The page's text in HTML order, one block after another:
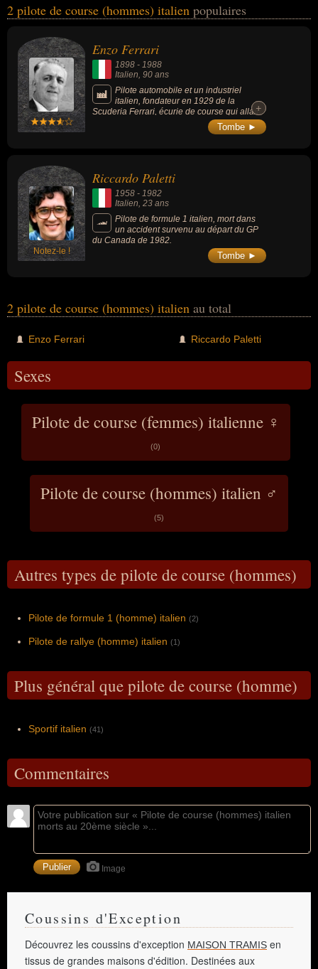
Paletti... Ces personnalités (de sexe masculin) peuvent avoir des
sport, du sport automobile ou du sport motorisé. Ces célébrités
peuvent également avoir été homme d'affaire, industriel, sportif ou
pilote de formule 1.
2 pilote de course (hommes) italien populaires
Enzo Ferrari
1898 - 1988
Italien, 90 ans
Pilote automobile et un industriel
italien, fondateur en 1929 de la
Scuderia Ferrari, écurie de course qui allait
devenir une pionnière, puis un pilier du
championnat du monde de Formule 1, il crée
devenant une figure historique majeure du
milieu du sport automobile sur un plan
international.
+
+
Tombe ►
Notez-le !
Riccardo Paletti
1958 - 1982
Italien , 23 ans
Pilote de formule 1 italien, mort dans
un accident survenu au départ du GP
du Canada de 1982.
Tombe ►
2 pilote de course (hommes) italien au total
Enzo Ferrari Riccardo Paletti
Sexes
Pilote de course (femmes) italienne ♀
(0)
Pilote de course (hommes) italien ♂
(5)
Autres types de pilote de course (hommes)
Pilote de formule 1 (homme) italien (2)
Pilote de rallye (homme) italien (1)
Plus général que pilote de course (homme)
Sportif italien (41)
Commentaires
Image
Coussins d'Exception
Découvrez les coussins d'exception MAISON TRAMIS en
tissus de grandes maisons d'édition. Destinées aux